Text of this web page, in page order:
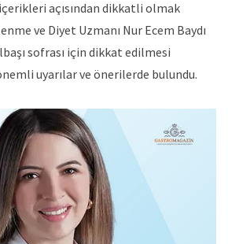
açısından dikkatli olmak
ve Diyet Uzmanı Nur Ecem Baydı
sofrası için dikkat edilmesi
uyarılar ve önerilerde bulundu.